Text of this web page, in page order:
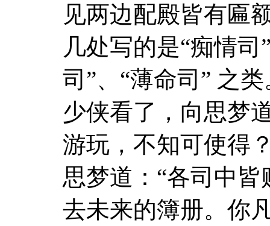
见两边配殿皆有匾
几处写的是“痴情司
司”、“薄命司” 之
少侠看了，向思梦
游玩，不知可使得
思梦道：“各司中
去未来的簿册。你